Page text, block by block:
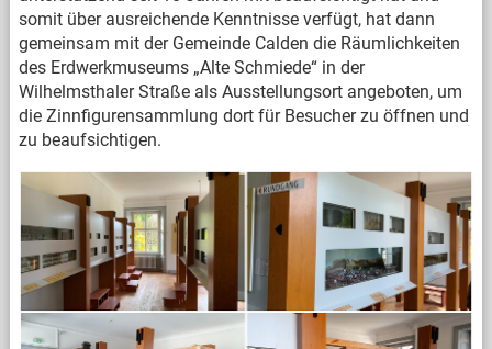
somit über ausreichende Kenntnisse verfügt, hat dann
gemeinsam mit der Gemeinde Calden die Räumlichkeiten
des Erdwerkmuseums „Alte Schmiede“ in der
Wilhelmsthaler Straße als Ausstellungsort angeboten, um
die Zinnfigurensammlung dort für Besucher zu öffnen und
zu beaufsichtigen.